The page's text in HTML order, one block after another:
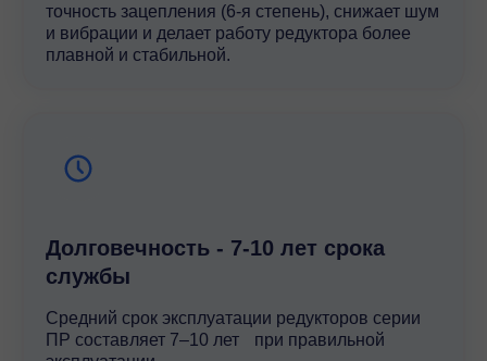
точность зацепления (6-я степень), снижает шум
и вибрации и делает работу редуктора более
плавной и стабильной.
Долговечность - 7-10 лет срока
службы
Средний срок эксплуатации редукторов серии
ПР составляет 7–10 лет при правильной